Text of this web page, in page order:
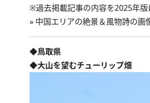
※過去掲載記事の内容を2025年版
» 中国エリアの絶景＆風物詩の画
◆鳥取県
◆大山を望むチューリップ畑